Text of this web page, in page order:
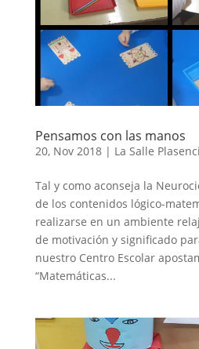
Pensamos con las manos
20, Nov 2018| La Salle
Tal y como aconseja la
de los contenidos lógico-
realizarse en un ambiente
de motivación y significado
nuestro Centro Escolar
“Matemáticas...